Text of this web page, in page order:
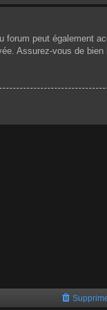
forum peut également
Assurez-vous de